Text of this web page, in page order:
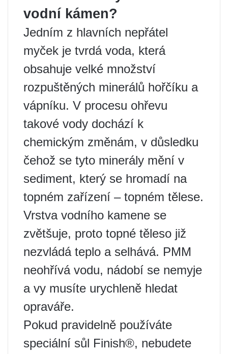
vodní kámen?
Jedním z hlavních nepřátel
myček je tvrdá voda, která
obsahuje velké množství
rozpuštěných minerálů hořčíku a
vápníku. V procesu ohřevu
takové vody dochází k
chemickým změnám, v důsledku
čehož se tyto minerály mění v
sediment, který se hromadí na
topném zařízení – topném tělese.
Vrstva vodního kamene se
zvětšuje, proto topné těleso již
nezvládá teplo a selhává. PMM
neohřívá vodu, nádobí se nemyje
a vy musíte urychleně hledat
opraváře.
Pokud pravidelně používáte
speciální sůl Finish®, nebudete